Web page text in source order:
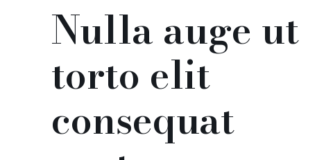
Nulla auge ut
torto elit
consequat